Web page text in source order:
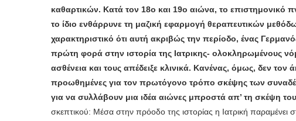
καθαρτικών. Κατά τον 18ο και 19ο αιώνα, το επιστημονικό
το ίδιο ενθάρρυνε τη μαζική εφαρμογή θεραπευτικών
χαρακτηριστικό ότι αυτή ακριβώς την περίοδο, ένας
πρώτη φορά στην ιστορία της Ιατρικης- ολοκληρωμένους
ασθένεια και τους απέδειξε κλινικά. Κανένας, όμως, δεν
προωθημένες για τον πρωτόγονο τρόπο σκέψης των
για να συλλάβουν μια ιδέα αιώνες μπροστά απ’ τη σκέψη
σκεπτικού: Μέσα στην πρόοδο της ιστορίας η Ιατρική παραμένει